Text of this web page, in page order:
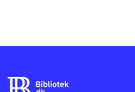
Et spil der lover godt, men hvor